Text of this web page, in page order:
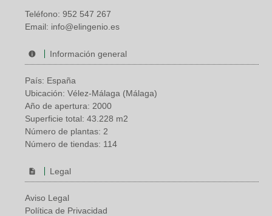
Teléfono: 952 547 267
Email: info@elingenio.es
Información general
País: España
Ubicación: Vélez-Málaga (Málaga)
Año de apertura: 2000
Superficie total: 43.228 m2
Número de plantas: 2
Número de tiendas: 114
Legal
Aviso Legal
Política de Privacidad